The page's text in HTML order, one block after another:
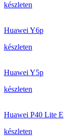
készleten
Huawei Y6p
készleten
Huawei Y5p
készleten
Huawei P40 Lite E
készleten